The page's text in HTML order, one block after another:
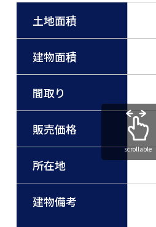
土地面積
建物面積
間取り
販売価格
所在地
建物備考
scrollable